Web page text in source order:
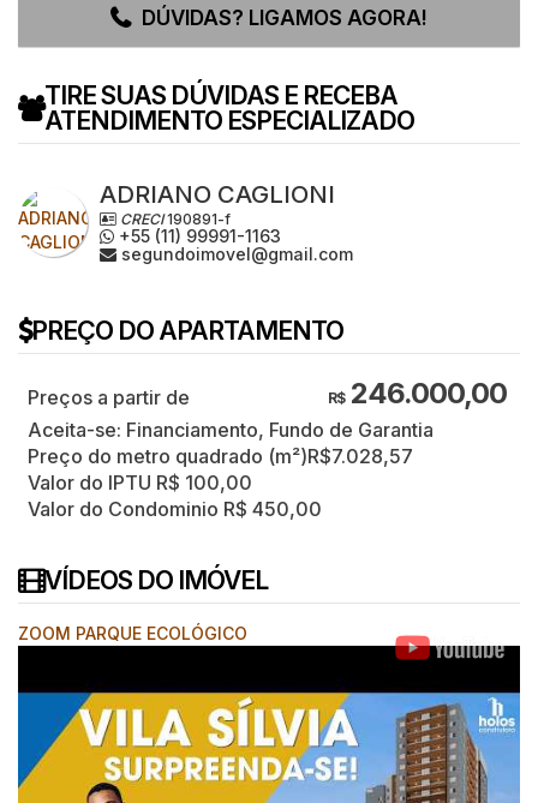
DÚVIDAS? LIGAMOS AGORA!
TIRE SUAS DÚVIDAS E RECEBA
ATENDIMENTO ESPECIALIZADO
ADRIANO CAGLIONI
CRECI190891-f
+55 (11) 99991-1163
segundoimovel@gmail.com
PREÇO DO APARTAMENTO
R$246.000,00
Aceita-se: Financiamento, Fundo de Garantia
Preço do metro quadrado (m²)R$7.028,57
Valor do IPTU R$ 100,00
Valor do Condominio R$ 450,00
VÍDEOS DO IMÓVEL
ZOOM PARQUE ECOLÓGICO